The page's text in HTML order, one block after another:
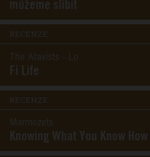
můžeme slíbit
RECENZE
The Atavists - Lo
Fi Life
RECENZE
Marmozets
Knowing What You Know How